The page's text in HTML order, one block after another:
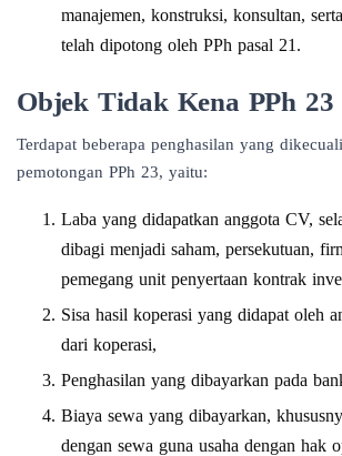
manajemen, konstruksi, konsultan,
telah dipotong oleh PPh pasal 21.
Objek Tidak Kena PPh 23
Terdapat beberapa penghasilan yang
pemotongan PPh 23, yaitu:
Laba yang didapatkan anggota CV,
dibagi menjadi saham, persekutuan,
pemegang unit penyertaan kontrak
Sisa hasil koperasi yang didapat oleh
dari koperasi,
Penghasilan yang dibayarkan pada
Biaya sewa yang dibayarkan,
dengan sewa guna usaha dengan hak